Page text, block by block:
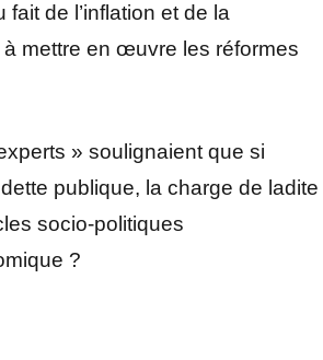
de l’inflation et de la
à mettre en œuvre les réformes
» soulignaient que si
publique, la charge de ladite
socio-politiques
?